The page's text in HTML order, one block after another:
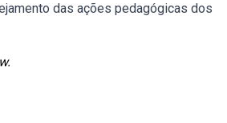
das ações pedagógicas dos